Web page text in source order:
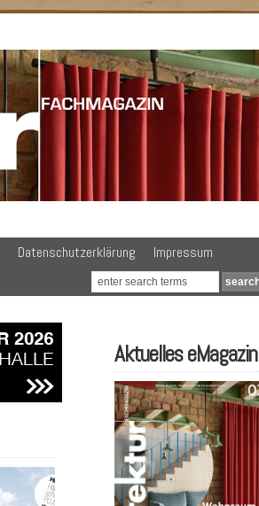
Datenschutzerklärung Impressum
Aktuelles eMagazin